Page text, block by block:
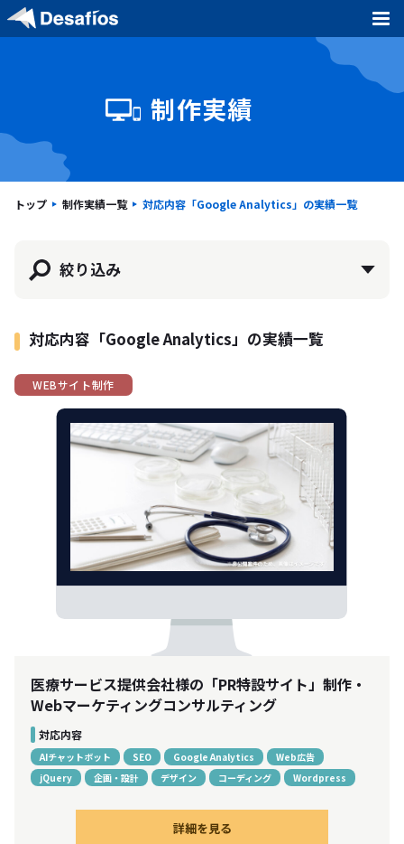
制作実績
開発の流れ
よくある質問
お問い合わせ
制作実績
トップ 制作実績一覧 対応内容「Google Analytics」の実績一覧
絞り込み
対応内容「Google Analytics」の実績一覧
WEBサイト制作
医療サービス提供会社様の「PR特設サイト」制作・
Webマーケティングコンサルティング
対応内容
AIチャットボット SEO Google Analytics
Web広告
jQuery
企画・設計 デザイン コーディング Wordpress
詳細を見る